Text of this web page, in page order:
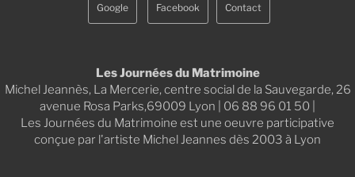
Google Facebook Contact
Les Journées du Matrimoine
Michel Jeannès, La Mercerie, centre social de la Sauvegarde, 26
avenue Rosa Parks,69009 Lyon | 06 88 96 01 50 |
Les Journées du Matrimoine est une oeuvre participative
conçue par l'artiste Michel Jeannes dès 2003 à Lyon